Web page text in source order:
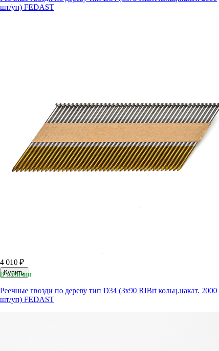
шт/уп) FEDAST
4 010 ₽
Купить
В наличии
Реечные гвозди по дереву тип D34 (3х90 RIBrt кольц.накат. 2000
шт/уп) FEDAST